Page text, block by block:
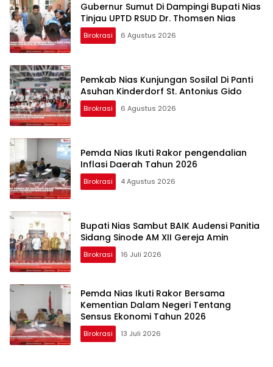
Gubernur Sumut Di Dampingi Bupati Nias
Tinjau UPTD RSUD Dr. Thomsen Nias
Birokrasi 6 Agustus 2026
Pemkab Nias Kunjungan Sosilal Di Panti
Asuhan Kinderdorf St. Antonius Gido
Birokrasi 6 Agustus 2026
Pemda Nias Ikuti Rakor pengendalian
Inflasi Daerah Tahun 2026
Birokrasi 4 Agustus 2026
Bupati Nias Sambut BAIK Audensi Panitia
Sidang Sinode AM XII Gereja Amin
Birokrasi 16 Juli 2026
Pemda Nias Ikuti Rakor Bersama
Kementian Dalam Negeri Tentang
Sensus Ekonomi Tahun 2026
Birokrasi 13 Juli 2026